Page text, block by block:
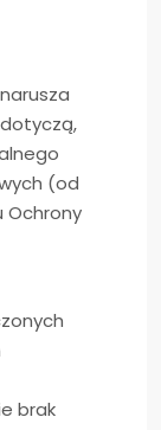
(od
Ochrony
brak